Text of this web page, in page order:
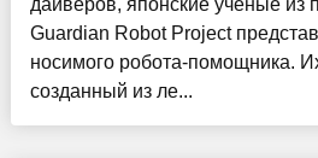
дайверов, японские ученые из
Guardian Robot Project
носимого робота-помощника. Их
созданный из ле...